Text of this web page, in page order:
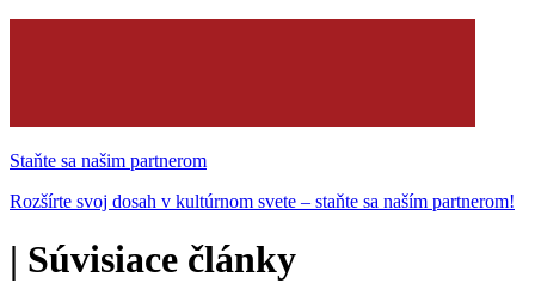
Staňte sa našim partnerom
Rozšírte svoj dosah v kultúrnom svete – staňte sa naším partnerom!
| Súvisiace články